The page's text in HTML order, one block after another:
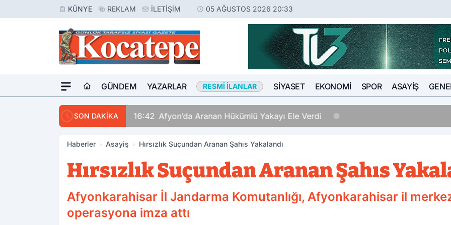
KÜNYE REKLAM İLETIŞIM 05 AĞUSTOS 2026 20:33
GÜNDEM YAZARLAR RESMI İLANLAR SIYASET EKONOMI SPOR ASAYIŞ
SON DAKİKA 16:42 Afyon’da Aranan Hükümlü Yakayı Ele Verdi
Haberler Asayiş Hırsızlık Suçundan Aranan Şahıs Yakalandı
Hırsızlık Suçundan Aranan Şahıs
Afyonkarahisar İl Jandarma Komutanlığı, Afyonkarahisar il
operasyona imza attı